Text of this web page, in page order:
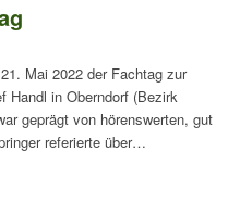
Mai 2022 der Fachtag zur
Handl in Oberndorf (Bezirk
geprägt von hörenswerten, gut
referierte über…